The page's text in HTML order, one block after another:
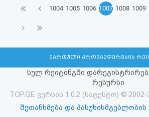
1004 1005 1006 1007 1008 1009
ქართული პროვაიდერების
სულ რეიტინგში
რესურსი
TOP.GE ვერსია 1.0.2 (სატესტო) © 2002-
შეთანხმება და